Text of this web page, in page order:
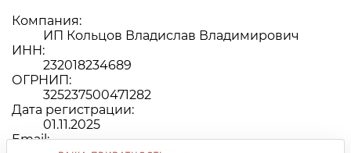
Компания:
ИП Кольцов Владислав Владимирович
ИНН:
232018234689
ОГРНИП:
325237500471282
Дата регистрации:
01.11.2025
Email: